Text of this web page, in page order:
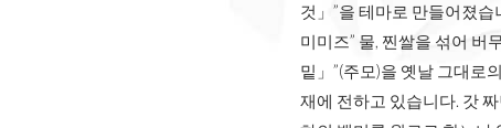
것」”을 테마로 만들어졌
미미즈” 물, 찐쌀을 섞어 버
밑」”(주모)을 옛날 그대로
재에 전하고 있습니다. 갓